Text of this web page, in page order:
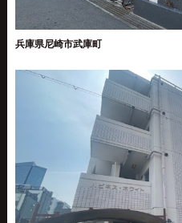
兵庫県尼崎市武庫町